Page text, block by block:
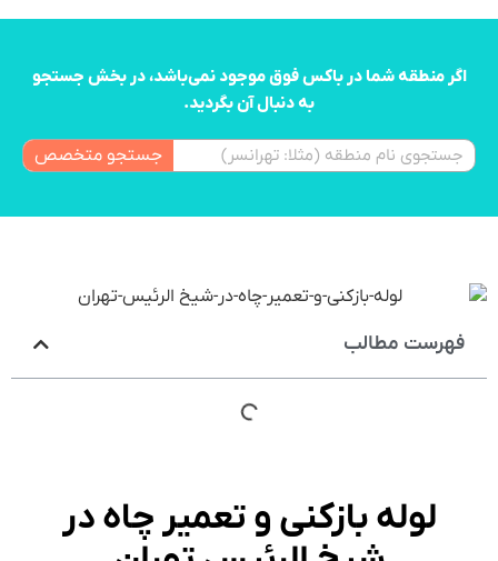
اگر منطقه شما در باکس فوق موجود نمی‌باشد، در بخش جستجو
به دنبال آن بگردید.
جستجو متخصص
فهرست مطالب
لوله بازکنی و تعمیر چاه در